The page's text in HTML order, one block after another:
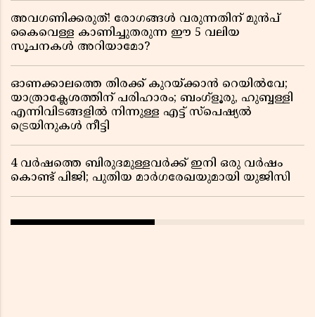
അവഗണിക്കരുത്! രോഗങ്ങൾ വരുന്നതിന് മുൻപ്
കൈവെള്ള കാണിച്ചുതരുന്ന ഈ 5 വലിയ
സൂചനകൾ അറിയാമോ?
ഓണക്കാലത്തെ തിരക്ക് കുറയ്ക്കാൻ റെയിൽവേ;
യാത്രാക്ലേശത്തിന് പരിഹാരം; ബംഗ്ളൂരു, ഹുബ്ബള്ളി
എന്നിവിടങ്ങളിൽ നിന്നുള്ള എട്ട് സ്പെഷ്യൽ
ട്രെയിനുകൾ നീട്ടി
4 വർഷത്തെ ബിരുദമുള്ളവർക്ക് ഇനി ഒരു വർഷം
കൊണ്ട് പിജി; പുതിയ മാർഗരേഖയുമായി യുജിസി